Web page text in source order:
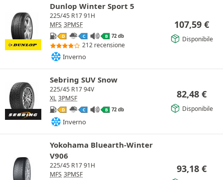
Dunlop Winter Sport 5
225/45 R17 91H
MFS 3PMSF
D C B 72 db
212 recensione
Inverno
107,59 €
Disponibile
Sebring SUV Snow
225/45 R17 94V
XL 3PMSF
D C B 72 db
Inverno
82,48 €
Disponibile
Yokohama Bluearth-Winter
V906
225/45 R17 91H
MFS 3PMSF 93,18 €